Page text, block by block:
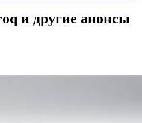
и другие анонсы